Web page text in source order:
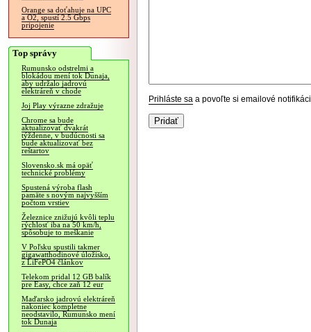
Orange sa doťahuje na UPC
a O2, spustí 2.5 Gbps
pripojenie
Top správy
Rumunsko odstrelmi a
blokádou mení tok Dunaja,
aby udržalo jadrovú
elektráreň v chode
Joj Play výrazne zdražuje
Chrome sa bude
aktualizovať dvakrát
týždenne, v budúcnosti sa
bude aktualizovať bez
reštartov
Slovensko.sk má opäť
technické problémy
Spustená výroba flash
pamäte s novým najvyšším
počtom vrstiev
Železnice znižujú kvôli teplu
rýchlosť iba na 50 km/h,
spôsobuje to meškanie
V Poľsku spustili takmer
gigawatthodinové úložisko,
z LiFePO4 článkov
Telekom pridal 12 GB balík
pre Easy, chce zaň 12 eur
Maďarsko jadrovú elektráreň
nakoniec kompletne
neodstavilo, Rumunsko mení
tok Dunaja
Prihláste sa a povoľte si emailové